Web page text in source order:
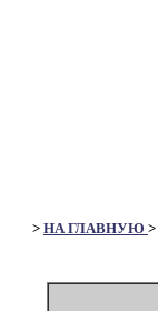
> НА ГЛАВНУЮ >